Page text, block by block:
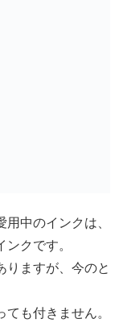
中のインクは、
クです。
りますが、今のと
も付きません。